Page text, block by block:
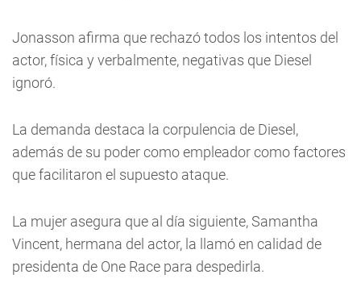
Jonasson afirma que rechazó todos los intentos del
actor, física y verbalmente, negativas que Diesel
ignoró.
La demanda destaca la corpulencia de Diesel,
además de su poder como empleador como factores
que facilitaron el supuesto ataque.
La mujer asegura que al día siguiente, Samantha
Vincent, hermana del actor, la llamó en calidad de
presidenta de One Race para despedirla.